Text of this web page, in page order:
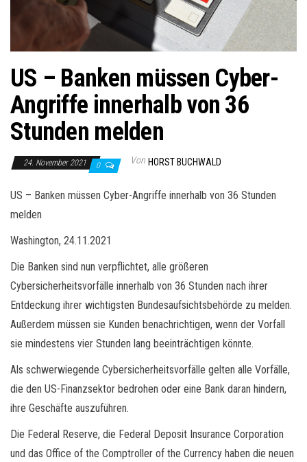
US – Banken müssen Cyber-
Angriffe innerhalb von 36
Stunden melden
24. November 2021 0 Von HORST BUCHWALD
US – Banken müssen Cyber-Angriffe innerhalb von 36 Stunden
melden
Washington, 24.11.2021
Die Banken sind nun verpflichtet, alle größeren
Cybersicherheitsvorfälle innerhalb von 36 Stunden nach ihrer
Entdeckung ihrer wichtigsten Bundesaufsichtsbehörde zu melden.
Außerdem müssen sie Kunden benachrichtigen, wenn der Vorfall
sie mindestens vier Stunden lang beeinträchtigen könnte.
Als schwerwiegende Cybersicherheitsvorfälle gelten alle Vorfälle,
die den US-Finanzsektor bedrohen oder eine Bank daran hindern,
ihre Geschäfte auszuführen.
Die Federal Reserve, die Federal Deposit Insurance Corporation
und das Office of the Comptroller of the Currency haben die neuen